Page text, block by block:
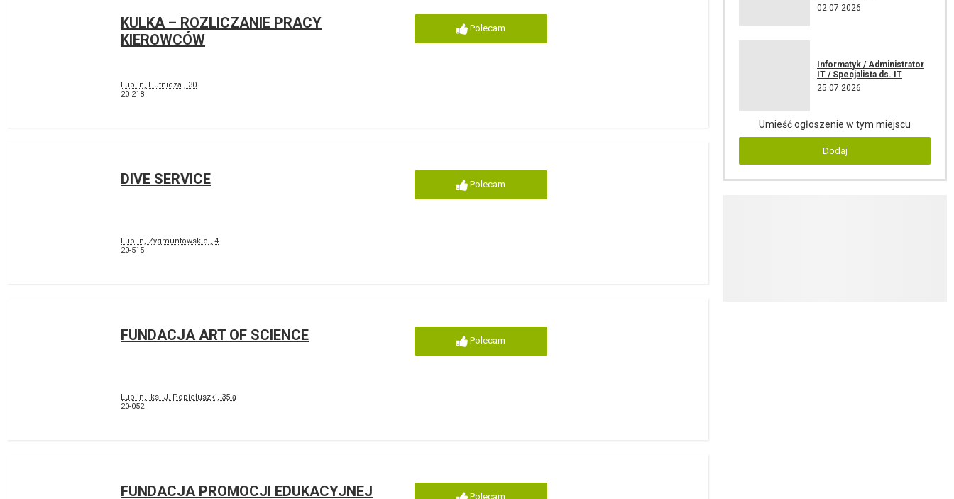
KULKA – ROZLICZANIE PRACY
KIEROWCÓW
Lublin, Hutnicza , 30
20-218
Polecam
DIVE SERVICE
Lublin, Zygmuntowskie , 4
20-515
Polecam
FUNDACJA ART OF SCIENCE
Lublin, ks. J. Popiełuszki, 35-a
20-052
Polecam
FUNDACJA PROMOCJI EDUKACYJNEJ
Polecam
02.07.2026
Informatyk / Administrator
IT / Specjalista ds. IT
25.07.2026
Umieść ogłoszenie w tym miejscu
Dodaj